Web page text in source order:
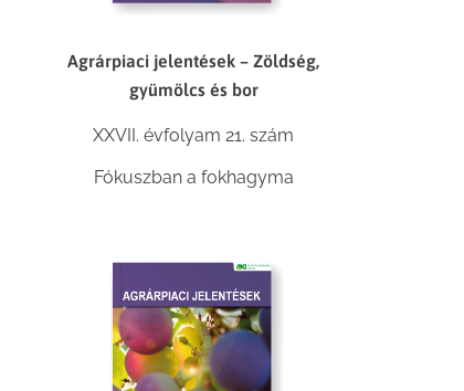
Agrárpiaci jelentések – Zöldség,
gyümölcs és bor
XXVII. évfolyam 21. szám
Fókuszban a fokhagyma